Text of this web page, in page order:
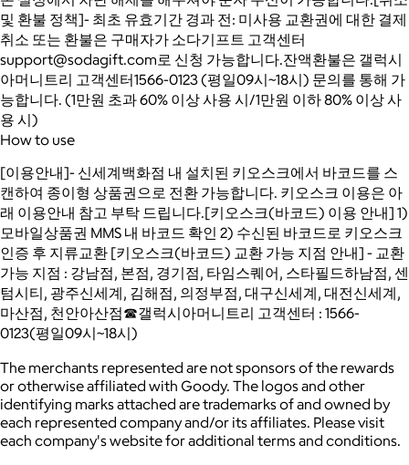
및 환불 정책]- 최초 유효기간 경과 전: 미사용 교환권에 대한 결제
취소 또는 환불은 구매자가 소다기프트 고객센터
support@sodagift.com로 신청 가능합니다.잔액환불은 갤럭시
아머니트리 고객센터1566-0123 (평일09시~18시) 문의를 통해 가
능합니다. (1만원 초과 60% 이상 사용 시/1만원 이하 80% 이상 사
용 시)
How to use
[이용안내]- 신세계백화점 내 설치된 키오스크에서 바코드를 스
캔하여 종이형 상품권으로 전환 가능합니다. 키오스크 이용은 아
래 이용안내 참고 부탁 드립니다.[키오스크(바코드) 이용 안내] 1)
모바일상품권 MMS 내 바코드 확인 2) 수신된 바코드로 키오스크
인증 후 지류교환 [키오스크(바코드) 교환 가능 지점 안내] - 교환
가능 지점 : 강남점, 본점, 경기점, 타임스퀘어, 스타필드하남점, 센
텀시티, 광주신세계, 김해점, 의정부점, 대구신세계, 대전신세계,
마산점, 천안아산점☎갤럭시아머니트리 고객센터 : 1566-
0123(평일09시~18시)
The merchants represented are not sponsors of the rewards
or otherwise affiliated with Goody. The logos and other
identifying marks attached are trademarks of and owned by
each represented company and/or its affiliates. Please visit
each company's website for additional terms and conditions.